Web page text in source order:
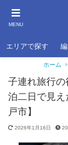
MENU
エリアで探す
ホーム
子連れ旅行の
泊二日で見
戸市】
2026年1月16日